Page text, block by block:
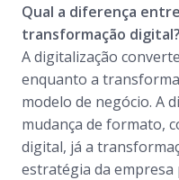
Qual a diferença
transformação digital?
A digitalização
enquanto a
modelo de negócio. A
mudança de formato,
digital, já a
estratégia da